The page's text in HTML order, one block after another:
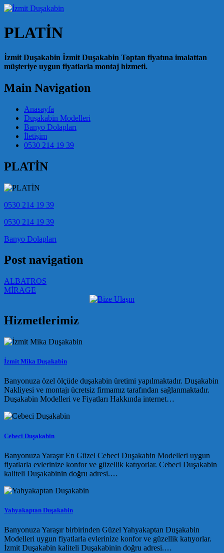
PLATİN
İzmit Duşakabin İzmit Duşakabin Toptan fiyatına imalattan
müşteriye uygun fiyatlarla montaj hizmeti.
Main Navigation
Anasayfa
Duşakabin Modelleri
Banyo Dolapları
İletişim
0530 214 19 39
PLATİN
0530 214 19 39
0530 214 19 39
Banyo Dolapları
Post navigation
ALBATROS
MİRAGE
Hizmetlerimiz
İzmit Mika Duşakabin
Banyonuza özel ölçüde duşakabin üretimi yapılmaktadır. Duşakabin
Nakliyesi ve montajı ücretsiz firmamız tarafından sağlanmaktadır.
Duşakabin Modelleri ve Fiyatları Hakkında internet…
Cebeci Duşakabin
Banyonuza Yaraşır En Güzel Cebeci Duşakabin Modelleri uygun
fiyatlarla evlerinize konfor ve güzellik katıyorlar. Cebeci Duşakabin
kaliteli Duşakabinin doğru adresi.…
Yahyakaptan Duşakabin
Banyonuza Yaraşır birbirinden Güzel Yahyakaptan Duşakabin
Modelleri uygun fiyatlarla evlerinize konfor ve güzellik katıyorlar.
İzmit Duşakabin kaliteli Duşakabinin doğru adresi.…